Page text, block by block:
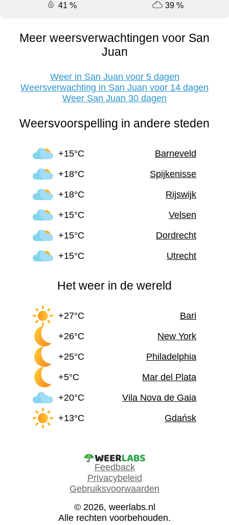
41 %
39 %
Meer weersverwachtingen voor San
Juan
Weer in San Juan voor 5 dagen
Weersverwachting in San Juan voor 14 dagen
Weer San Juan 30 dagen
Weersvoorspelling in andere steden
+15°C
Barneveld
+18°C
Spijkenisse
+18°C
Rijswijk
+15°C
Velsen
+15°C
Dordrecht
+15°C
Utrecht
Het weer in de wereld
+27°C
Bari
+26°C
New York
+25°C
Philadelphia
+5°C
Mar del Plata
+20°C
Vila Nova de Gaia
+13°C
Gdańsk
Feedback
Privacybeleid
Gebruiksvoorwaarden
© 2026, weerlabs.nl
Alle rechten voorbehouden.